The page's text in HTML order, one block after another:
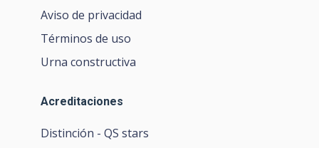
Aviso de privacidad
Términos de uso
Urna constructiva
Acreditaciones
Distinción - QS stars